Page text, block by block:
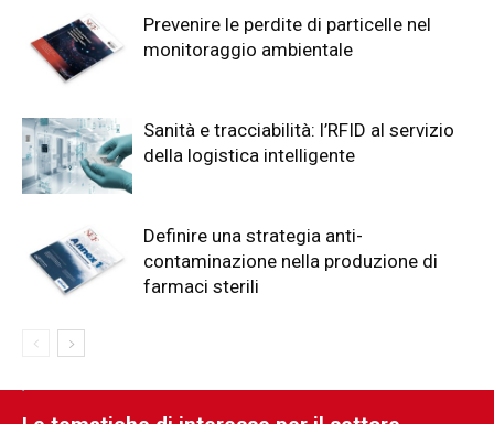
Prevenire le perdite di particelle nel
monitoraggio ambientale
Sanità e tracciabilità: l’RFID al servizio
della logistica intelligente
Definire una strategia anti-
contaminazione nella produzione di
farmaci sterili